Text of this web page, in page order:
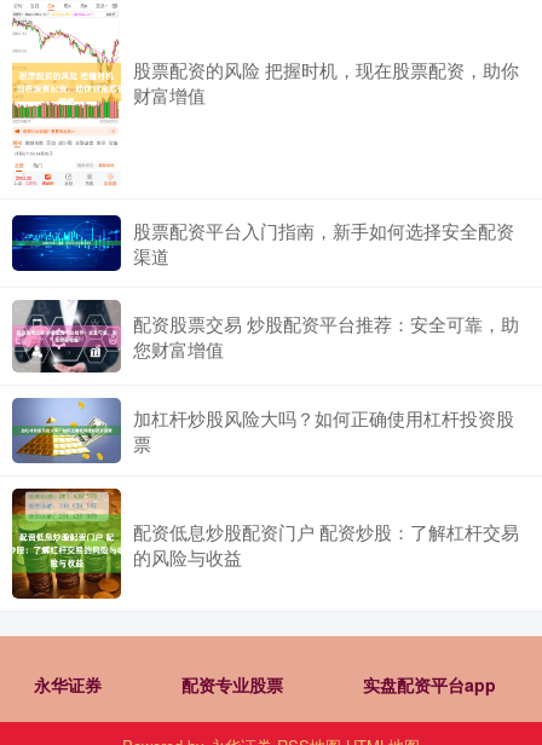
股票配资的风险 把握时机，现在股票配资，助你
财富增值
股票配资平台入门指南，新手如何选择安全配资
渠道
配资股票交易 炒股配资平台推荐：安全可靠，助
您财富增值
加杠杆炒股风险大吗？如何正确使用杠杆投资股
票
配资低息炒股配资门户 配资炒股：了解杠杆交易
的风险与收益
永华证券 配资专业股票 实盘配资平台app